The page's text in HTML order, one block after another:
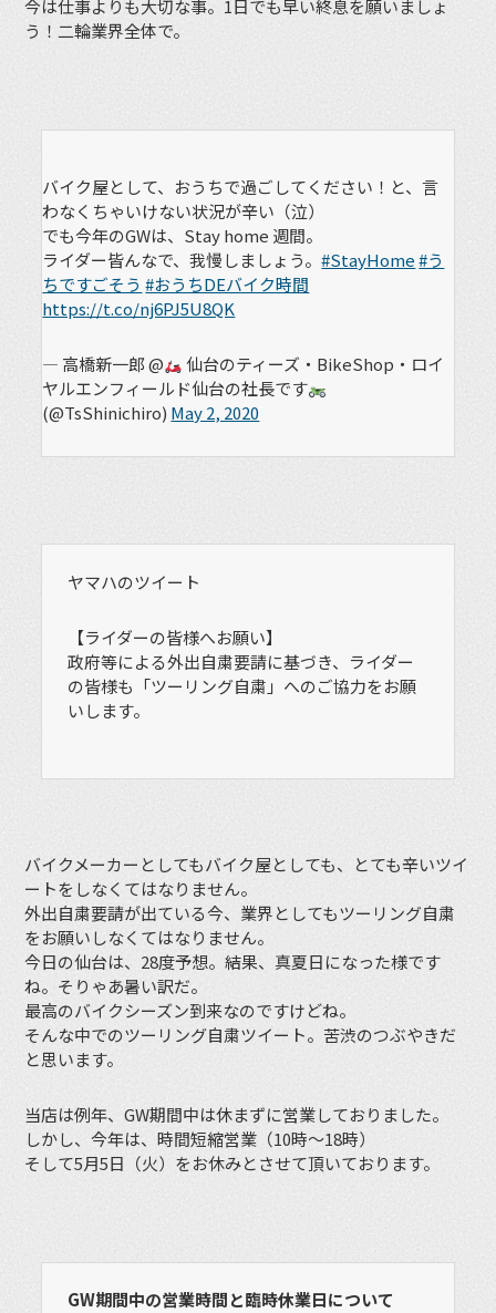
今は仕事よりも大切な事。1日でも早い終息を願いましょ
う！二輪業界全体で。
バイク屋として、おうちで過ごしてください！と、言
わなくちゃいけない状況が辛い（泣）
でも今年のGWは、Stay home 週間。
ライダー皆んなで、我慢しましょう。#StayHome #う
ちですごそう #おうちDEバイク時間
https://t.co/nj6PJ5U8QK
— 高橋新一郎 @
仙台のティーズ・BikeShop・ロイ
ヤルエンフィールド仙台の社長です
(@TsShinichiro) May 2, 2020
ヤマハのツイート
【ライダーの皆様へお願い】
政府等による外出自粛要請に基づき、ライダー
の皆様も「ツーリング自粛」へのご協力をお願
いします。
バイクメーカーとしてもバイク屋としても、とても辛いツイ
ートをしなくてはなりません。
外出自粛要請が出ている今、業界としてもツーリング自粛
をお願いしなくてはなりません。
今日の仙台は、28度予想。結果、真夏日になった様です
ね。そりゃあ暑い訳だ。
最高のバイクシーズン到来なのですけどね。
そんな中でのツーリング自粛ツイート。苦渋のつぶやきだ
と思います。
当店は例年、GW期間中は休まずに営業しておりました。
しかし、今年は、時間短縮営業（10時〜18時）
そして5月5日（火）をお休みとさせて頂いております。
GW期間中の営業時間と臨時休業日について